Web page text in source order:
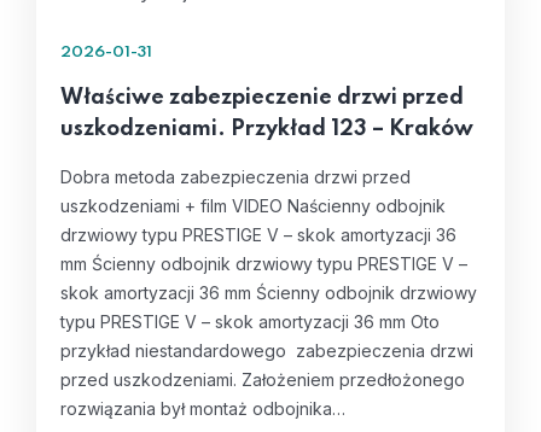
2026-01-31
Właściwe zabezpieczenie drzwi przed
uszkodzeniami. Przykład 123 – Kraków
Dobra metoda zabezpieczenia drzwi przed
uszkodzeniami + film VIDEO Naścienny odbojnik
drzwiowy typu PRESTIGE V – skok amortyzacji 36
mm Ścienny odbojnik drzwiowy typu PRESTIGE V –
skok amortyzacji 36 mm Ścienny odbojnik drzwiowy
typu PRESTIGE V – skok amortyzacji 36 mm Oto
przykład niestandardowego zabezpieczenia drzwi
przed uszkodzeniami. Założeniem przedłożonego
rozwiązania był montaż odbojnika…